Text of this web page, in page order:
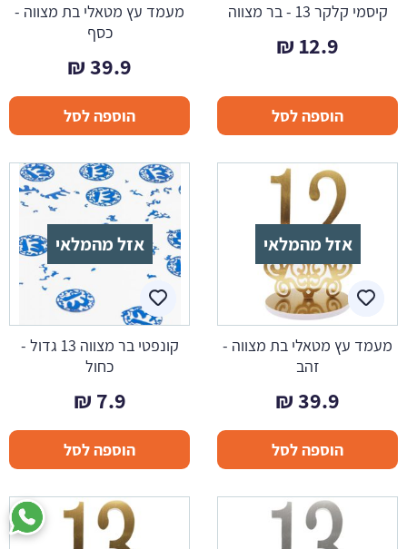
קיסמי קלקר 13 - בר מצווה
12.9
₪
הוספה לסל
מעמד עץ מטאלי בת מצווה -
כסף
39.9
₪
הוספה לסל
אזל מהמלאי
מעמד עץ מטאלי בת מצווה -
זהב
39.9
₪
הוספה לסל
אזל מהמלאי
קונפטי בר מצווה 13 גדול -
כחול
7.9
₪
הוספה לסל